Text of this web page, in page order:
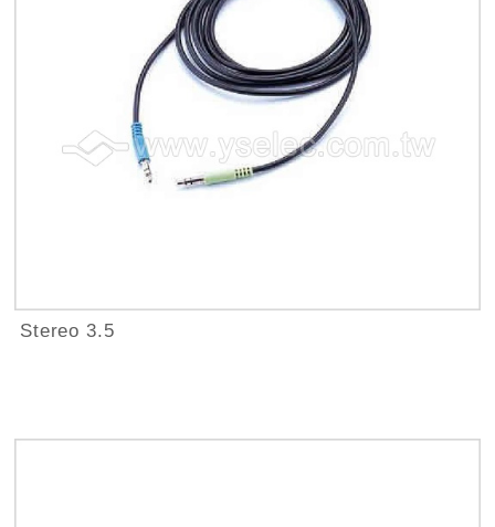
Stereo 3.5